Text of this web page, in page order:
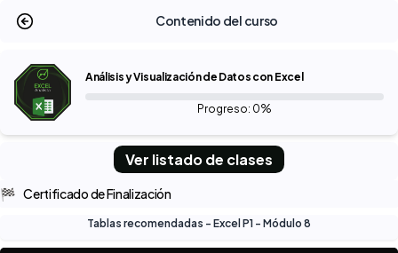
Contenido del curso
Análisis y Visualización de Datos con Excel
Progreso: 0%
Ver listado de clases
🏁 Certificado de Finalización
Tablas recomendadas - Excel P1 - Módulo 8